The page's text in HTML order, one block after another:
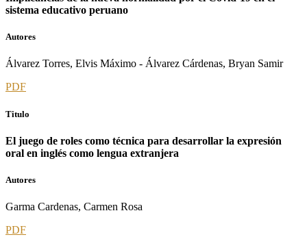
sistema educativo peruano
Autores
Álvarez Torres, Elvis Máximo - Álvarez Cárdenas, Bryan Samir
PDF
Titulo
El juego de roles como técnica para desarrollar la expresión
oral en inglés como lengua extranjera
Autores
Garma Cardenas, Carmen Rosa
PDF